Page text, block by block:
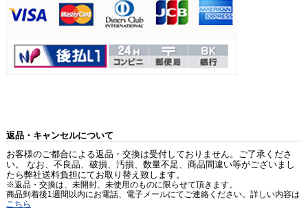
返品・キャンセルについて
お客様のご都合による返品・交換は受付しておりません。ご了承くださ
い。 なお、不良品、破損、汚損、数量不足、商品間違い等がございまし
たら弊社送料負担にてお取り替え致します。
※返品・交換は、未開封、未使用のものに限らせて頂きます。
商品到着後1週間以内にお電話、電子メールにてご連絡ください。詳しい内容は
こちら